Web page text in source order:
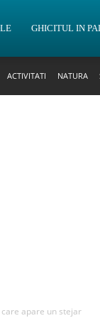
GHICITUL IN
ACTIVITATI NATURA
apare un stejar